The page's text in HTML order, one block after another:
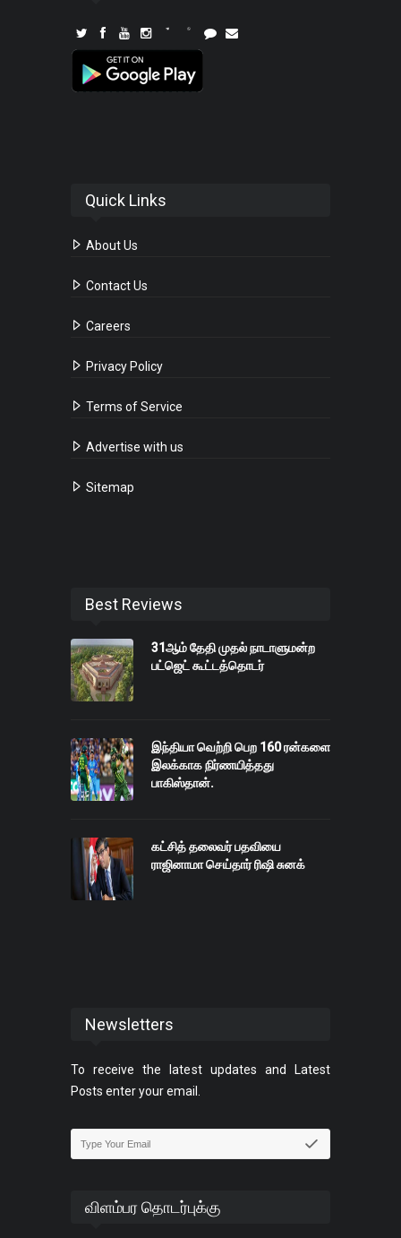
Quick Links
About Us
Contact Us
Careers
Privacy Policy
Terms of Service
Advertise with us
Sitemap
Best Reviews
31ஆம் தேதி முதல் நாடாளுமன்ற
பட்ஜெட் கூட்டத்தொடர்
இந்தியா வெற்றி பெற 160 ரன்களை
இலக்காக நிர்ணயித்தது
பாகிஸ்தான்.
கட்சித் தலைவர் பதவியை
ராஜினாமா செய்தார் ரிஷி சுனக்
Newsletters
To receive the latest updates and Latest
Posts enter your email.
விளம்பர தொடர்புக்கு